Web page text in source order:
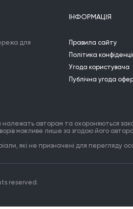
для
ІНФОРМАЦІЯ
Правила сайту
Політика
Угода користувача
Публічна угода
належать авторам та охороняються
можливе лише за згодою його
які не призначені для перегляду
reserved.